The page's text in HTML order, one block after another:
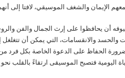
الإيمان والشغف الموسيقي، لافتا إلى
أن يحافظوا على إرث الجمال والفن
والحسد والانقسامات، التي يمكن أن
الحفاظ على الدعوة الخاصة بكل فرد
فتصبح الموسيقى ارتقاءً بالقلب نحو